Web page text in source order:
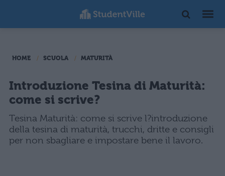
HOME SCUOLA MATURITÀ
Introduzione Tesina di Maturità:
come si scrive?
Tesina Maturità: come si scrive l?introduzione
della tesina di maturità, trucchi, dritte e consigli
per non sbagliare e impostare bene il lavoro.